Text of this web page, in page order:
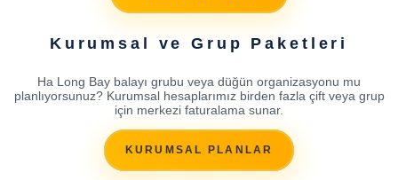
Kurumsal ve Grup Paketleri
Ha Long Bay balayı grubu veya düğün organizasyonu mu
planlıyorsunuz? Kurumsal hesaplarımız birden fazla çift veya grup
için merkezi faturalama sunar.
KURUMSAL PLANLAR